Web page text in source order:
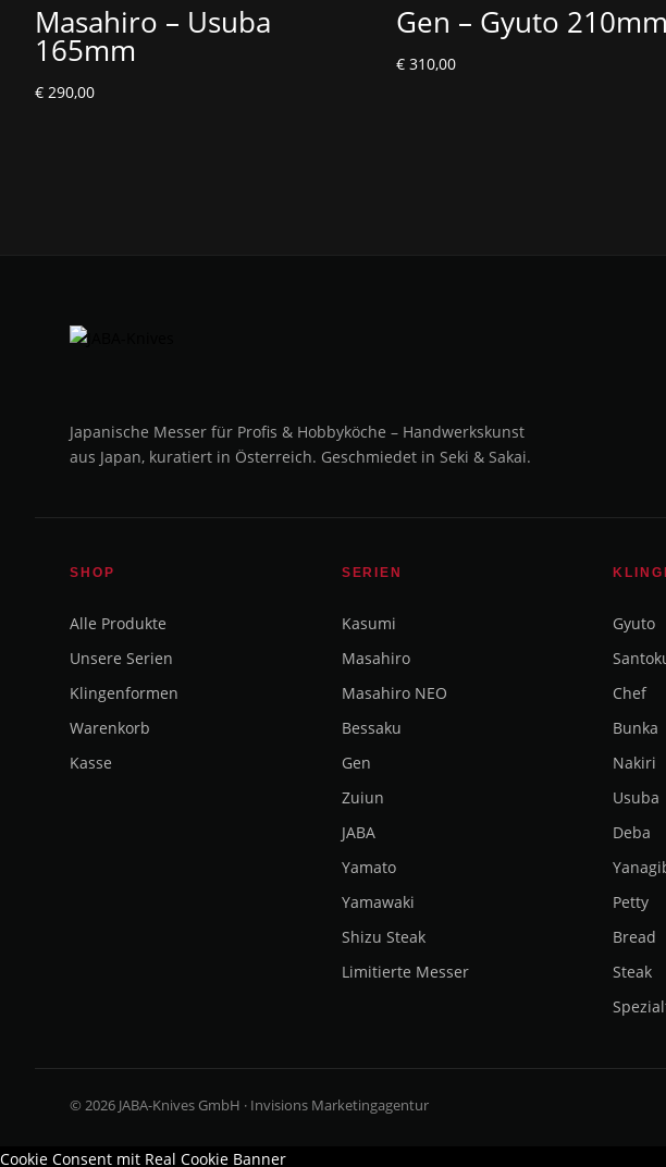
Masahiro – Usuba
165mm
€ 290,00
Gen – Gyuto 210mm
€ 310,00
Japanische Messer für Profis & Hobbyköche – Handwerkskunst
aus Japan, kuratiert in Österreich. Geschmiedet in Seki & Sakai.
SHOP
Alle Produkte
Unsere Serien
Klingenformen
Warenkorb
Kasse
SERIEN
Kasumi
Masahiro
Masahiro NEO
Bessaku
Gen
Zuiun
JABA
Yamato
Yamawaki
Shizu Steak
Limitierte Messer
Gyuto
Chef
Bunka
Nakiri
Usuba
Deba
Petty
Bread
Steak
© 2026 JABA-Knives GmbH · Invisions Marketingagentur
Cookie Consent mit Real Cookie Banner